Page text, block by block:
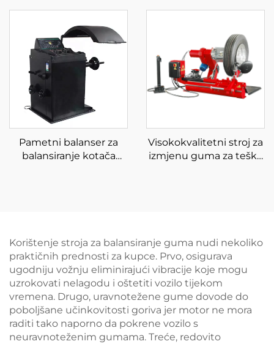
hidraulično dizalo s dva
stupa
ravnoteže
Pametni balanser za
balansiranje kotača
Visokokvalitetni stroj za
izmjenu guma za teške
Korištenje stroja za balansiranje guma nudi nekoliko
praktičnih prednosti za kupce. Prvo, osigurava
ugodniju vožnju eliminirajući vibracije koje mogu
uzrokovati nelagodu i oštetiti vozilo tijekom
vremena. Drugo, uravnotežene gume dovode do
poboljšane učinkovitosti goriva jer motor ne mora
raditi tako naporno da pokrene vozilo s
neuravnoteženim gumama. Treće, redovito